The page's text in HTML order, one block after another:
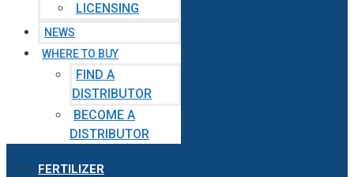
LICENSING
NEWS
WHERE TO BUY
FIND A
DISTRIBUTOR
BECOME A
DISTRIBUTOR
FERTILIZER